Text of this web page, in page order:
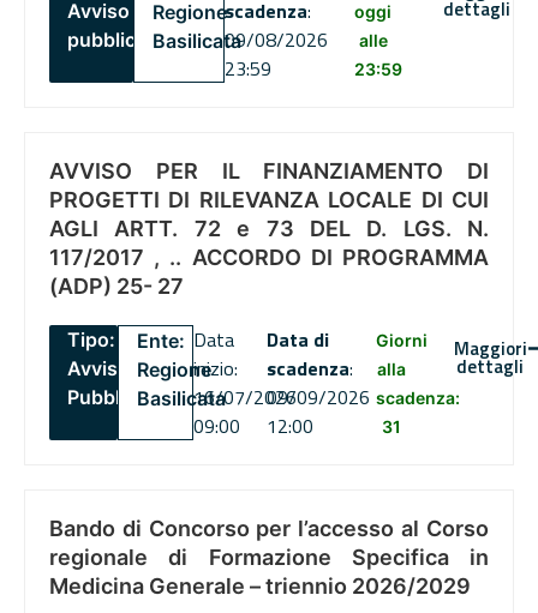
Avviso
pubblico
Regione
Basilicata
scadenza:
09/08/2026
23:59
oggi
alle
23:59
dettagli
AVVISO PER IL FINANZIAMENTO DI
PROGETTI DI RILEVANZA LOCALE DI CUI
AGLI ARTT. 72 e 73 DEL D. LGS. N.
117/2017 , .. ACCORDO DI PROGRAMMA
(ADP) 25- 27
Tipo:
Avviso
Pubblico
Ente:
Regione
Basilicata
Data
inizio:
16/07/2026
09:00
Data di
scadenza:
09/09/2026
12:00
Giorni
alla
scadenza:
31
Maggiori
dettagli
Bando di Concorso per l’accesso al Corso
regionale di Formazione Specifica in
Medicina Generale – triennio 2026/2029